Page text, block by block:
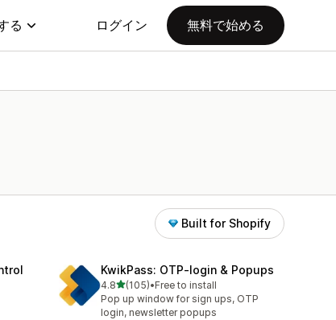
る ログイン 無料で始める
Built for Shopify
KwikPass: OTP‑login & Popups
4.85つ星中
(105)
合計レビュー数：105件
•Free to install
Pop up window for sign ups, OTP
login, newsletter popups